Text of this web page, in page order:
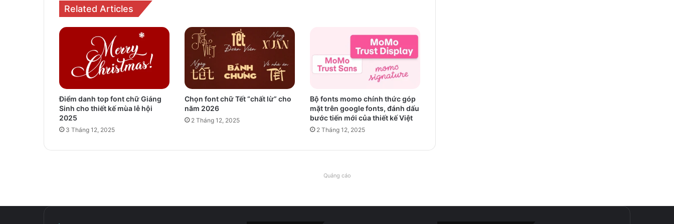
Related Articles
Điểm danh top font chữ Giáng
Sinh cho thiết kế mùa lễ hội
2025
3 Tháng 12, 2025
Chọn font chữ Tết “chất lừ” cho
năm 2026
2 Tháng 12, 2025
Bộ fonts momo chính thức góp
mặt trên google fonts, đánh dấu
bước tiến mới của thiết kế Việt
2 Tháng 12, 2025
Quảng cáo